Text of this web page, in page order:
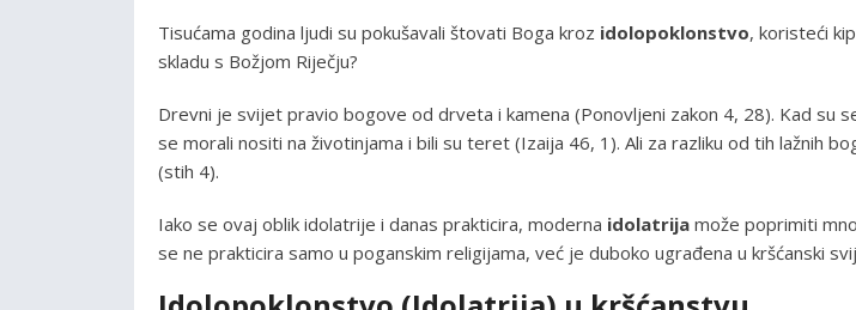
Tisućama godina ljudi su pokušavali štovati Boga kroz idolopoklonstvo, koristeći
skladu s Božjom Riječju?
Drevni je svijet pravio bogove od drveta i kamena (Ponovljeni zakon 4, 28). Kad su
se morali nositi na životinjama i bili su teret (Izaija 46, 1). Ali za razliku od tih lažnih
(stih 4).
Iako se ovaj oblik idolatrije i danas prakticira, moderna idolatrija može poprimiti
se ne prakticira samo u poganskim religijama, već je duboko ugrađena u kršćanski